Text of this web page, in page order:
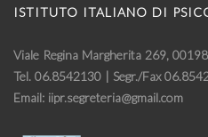
ISTITUTO ITALIANO DI
Viale Regina Margherita 269,
Tel. 06.8542130 | Segr./Fax
Email: iipr.segreteria@gmail.com